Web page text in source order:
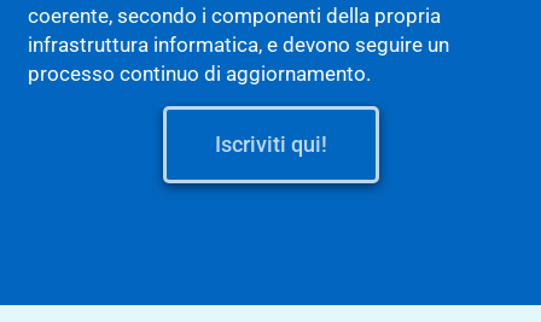
coerente, secondo i componenti della propria
infrastruttura informatica, e devono seguire un
processo continuo di aggiornamento.
Iscriviti qui!